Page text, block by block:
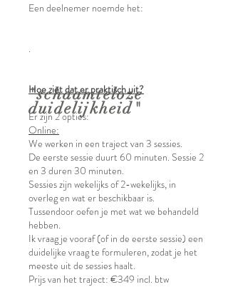
Een deelnemer noemde het:
.
Hoe ziet dat er praktisch uit?
Er zijn 2 opties:
Online:
We werken in een traject van 3 sessies.
De eerste sessie duurt 60 minuten. Sessie 2
en 3 duren 30 minuten.
Sessies zijn wekelijks of 2-wekelijks, in
overleg en wat er beschikbaar is.
Tussendoor oefen je met wat we behandeld
hebben.
Ik vraag je vooraf (of in de eerste sessie) een
duidelijke vraag te formuleren, zodat je het
meeste uit de sessies haalt.
Prijs van het traject: €349 incl. btw
"schaamteloze
duidelijkheid"